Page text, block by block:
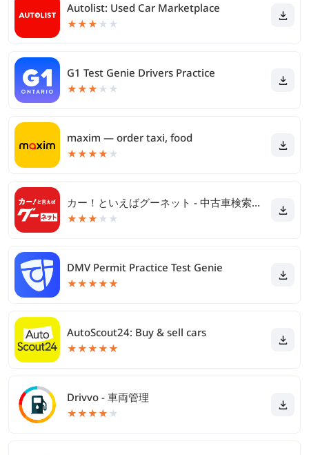
Autolist: Used Car Marketplace
★★★ ★ ★
G1 Test Genie Drivers Practice
★★★ ★ ★
maxim — order taxi, food
★★★★ ★
カー！といえばグーネット - 中古車検索から最新の車情報まで
★★★ ★ ★
DMV Permit Practice Test Genie
★★★★★
AutoScout24: Buy & sell cars
★★★★★
Drivvo - 車両管理
★★★★ ★